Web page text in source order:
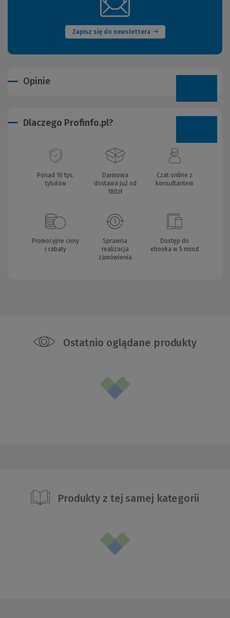
Zapisz się do newslettera
(Nowe
okno)
Opinie
Dlaczego Profinfo.pl?
Ponad 10 tys.
tytułów
Darmowa
dostawa już od
180zł
Czat online z
konsultantem
Promocyjne ceny
i rabaty
Sprawna
realizacja
zamówienia
Dostęp do
ebooka w 5 minut
Ostatnio oglądane produkty
Produkty z tej samej kategorii